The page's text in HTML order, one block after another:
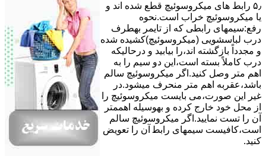
۵٫ رابط های ﻣﯿﮑﺮوﺳﻮﺋﯿﭻ ﻗﻄﻊ شده اند و
ﯾﺎ ﻣﯿﮑﺮوﺳﻮﺋﯿﭻ ﺧﺮاب اﺳﺖ.نحوه
رفع:سیمهای راﺑﻄﯽ ﮐﻪ از ﺗﺎﯾﻤﺮ بهطرف
درب لباسشویی (ﻣﯿﮑﺮوﺳﻮﺋﯿﭻ)کشیده شده
و مجدداً بازگشته اند،را ﺑﯿﺎﺑﯿﺪ و درحالیکه
درب کاملاً ﺑﺴﺘﻪ اﺳﺖ،اﯾﻦ دو ﺳﯿﻢ را ﺑﻪ
اﻫﻢ ﻣﺘﺮ وصل کنید.اﮔﺮ ﻣﯿﮑﺮوﺳﻮﺋﯿﭻ ﺳﺎﻟﻢ
ﺑﺎﺷﺪ،ﻋﻘﺮﺑﻪ اهم متر ﻣﻨﺤﺮف میشود.در
ﻏﯿﺮ اﯾﻦ ﺻﻮرت،می بایست ﻣﯿﮑﺮوﺳﻮﺋﯿﭻ را
از ﻣﺤﻞ خود ﺧﺎرج کرده و بهوسیله اهممتر
آن را ﺗﺴﺖ ﻧﻤﺎﯾﯿﺪ.اﮔﺮ ﻣﯿﮑﺮوﺳﻮﺋﯿﭻ ﺳﺎﻟﻢ
اﺳﺖ،ﮐﺎﻓﯿﺴﺖ سیمهای راﺑﻄ آن را ﺗﻌﻮﯾﺾ
کنید.